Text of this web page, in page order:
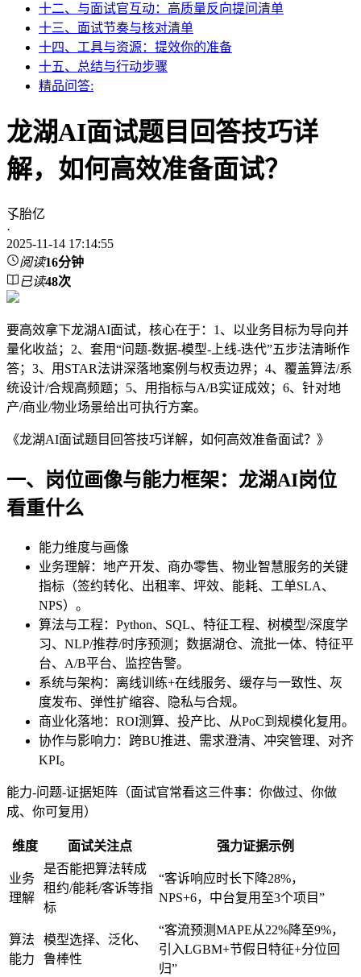
十二、与面试官互动：高质量反向提问清单
十三、面试节奏与核对清单
十四、工具与资源：提效你的准备
十五、总结与行动步骤
精品问答:
龙湖AI面试题目回答技巧详
解，如何高效准备面试？
孓胎亿
·
2025-11-14 17:14:55
阅读16分钟
已读48次
要高效拿下龙湖AI面试，核心在于：1、以业务目标为导向并
量化收益；2、套用“问题-数据-模型-上线-迭代”五步法清晰作
答；3、用STAR法讲深落地案例与权责边界；4、覆盖算法/系
统设计/合规高频题；5、用指标与A/B实证成效；6、针对地
产/商业/物业场景给出可执行方案。
《龙湖AI面试题目回答技巧详解，如何高效准备面试？》
一、岗位画像与能力框架：龙湖AI岗位
看重什么
能力维度与画像
业务理解：地产开发、商办零售、物业智慧服务的关键
指标（签约转化、出租率、坪效、能耗、工单SLA、
NPS）。
算法与工程：Python、SQL、特征工程、树模型/深度学
习、NLP/推荐/时序预测；数据湖仓、流批一体、特征平
台、A/B平台、监控告警。
系统与架构：离线训练+在线服务、缓存与一致性、灰
度发布、弹性扩缩容、隐私与合规。
商业化落地：ROI测算、投产比、从PoC到规模化复用。
协作与影响力：跨BU推进、需求澄清、冲突管理、对齐
KPI。
能力-问题-证据矩阵（面试官常看这三件事：你做过、你做
成、你可复用）
维度 面试关注点 强力证据示例
业务
理解
是否能把算法转成
租约/能耗/客诉等指
标
“客诉响应时长下降28%，
NPS+6，中台复用至3个项目”
算法
能力
模型选择、泛化、
鲁棒性
“客流预测MAPE从22%降至9%，
引入LGBM+节假日特征+分位回
归”